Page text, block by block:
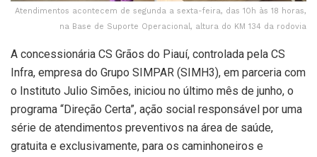
Atendimentos acontecem de segunda a sexta-feira, das 10h às 18 horas,
na Base de Suporte Operacional, altura do KM 134 da rodovia
A concessionária CS Grãos do Piauí, controlada pela CS
Infra, empresa do Grupo SIMPAR (SIMH3), em parceria com
o Instituto Julio Simões, iniciou no último mês de junho, o
programa “Direção Certa”, ação social responsável por uma
série de atendimentos preventivos na área de saúde,
gratuita e exclusivamente, para os caminhoneiros e